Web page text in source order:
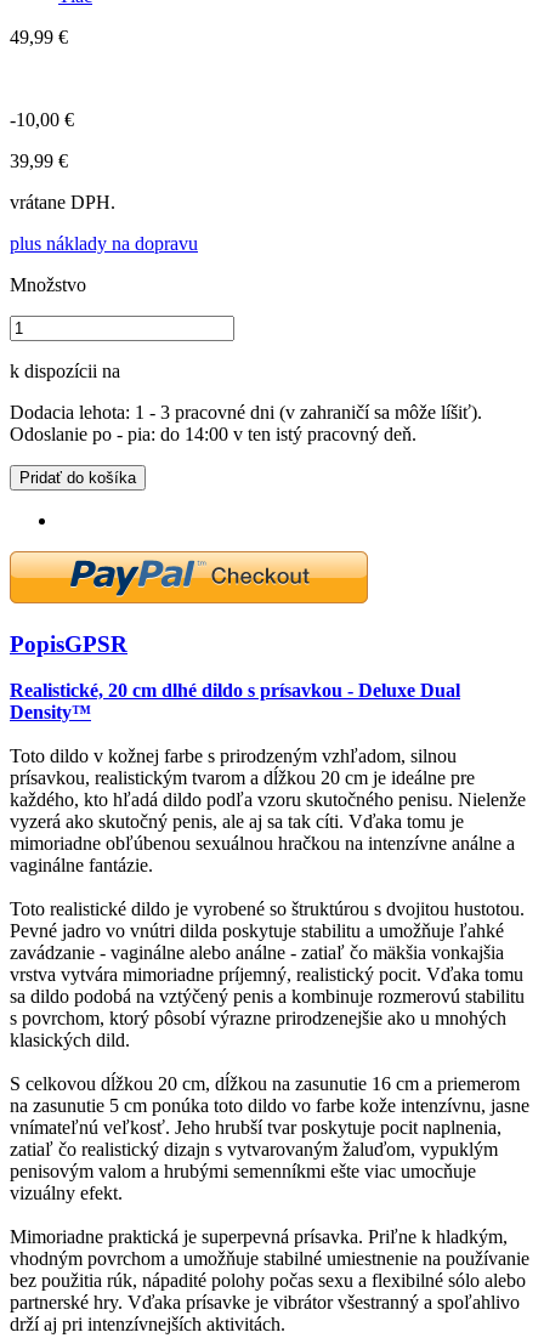
49,99 €
-10,00 €
39,99 €
vrátane DPH.
plus náklady na dopravu
Množstvo
k dispozícii na
Dodacia lehota: 1 - 3 pracovné dni (v zahraničí sa môže líšiť).
Odoslanie po - pia: do 14:00 v ten istý pracovný deň.
Pridať do košíka
PopisGPSR
Realistické, 20 cm dlhé dildo s prísavkou - Deluxe Dual
Density™
Toto dildo v kožnej farbe s prirodzeným vzhľadom, silnou
prísavkou, realistickým tvarom a dĺžkou 20 cm je ideálne pre
každého, kto hľadá dildo podľa vzoru skutočného penisu. Nielenže
vyzerá ako skutočný penis, ale aj sa tak cíti. Vďaka tomu je
mimoriadne obľúbenou sexuálnou hračkou na intenzívne análne a
vaginálne fantázie.
Toto realistické dildo je vyrobené so štruktúrou s dvojitou hustotou.
Pevné jadro vo vnútri dilda poskytuje stabilitu a umožňuje ľahké
zavádzanie - vaginálne alebo análne - zatiaľ čo mäkšia vonkajšia
vrstva vytvára mimoriadne príjemný, realistický pocit. Vďaka tomu
sa dildo podobá na vztýčený penis a kombinuje rozmerovú stabilitu
s povrchom, ktorý pôsobí výrazne prirodzenejšie ako u mnohých
klasických dild.
S celkovou dĺžkou 20 cm, dĺžkou na zasunutie 16 cm a priemerom
na zasunutie 5 cm ponúka toto dildo vo farbe kože intenzívnu, jasne
vnímateľnú veľkosť. Jeho hrubší tvar poskytuje pocit naplnenia,
zatiaľ čo realistický dizajn s vytvarovaným žaluďom, vypuklým
penisovým valom a hrubými semenníkmi ešte viac umocňuje
vizuálny efekt.
Mimoriadne praktická je superpevná prísavka. Priľne k hladkým,
vhodným povrchom a umožňuje stabilné umiestnenie na používanie
bez použitia rúk, nápadité polohy počas sexu a flexibilné sólo alebo
partnerské hry. Vďaka prísavke je vibrátor všestranný a spoľahlivo
drží aj pri intenzívnejších aktivitách.